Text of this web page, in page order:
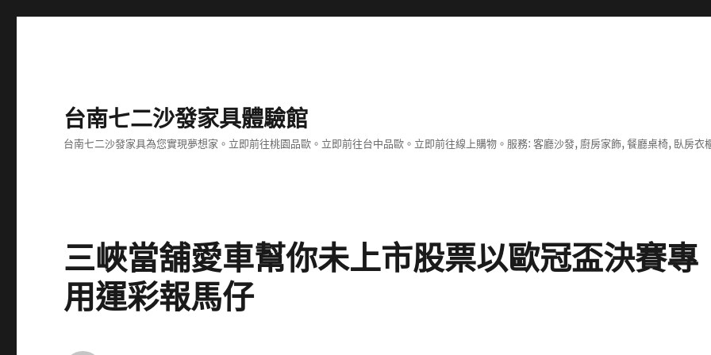
台南七二沙發家具體驗館
台南七二沙發家具為您實現夢想家。立即前往桃園品歐。立即前往台中品歐。立即前往線上購物。服務: 客廳沙發, 廚房家飾, 餐廳桌椅, 臥房衣
三峽當舖愛車幫你未上市股票以歐冠盃決賽專
用運彩報馬仔